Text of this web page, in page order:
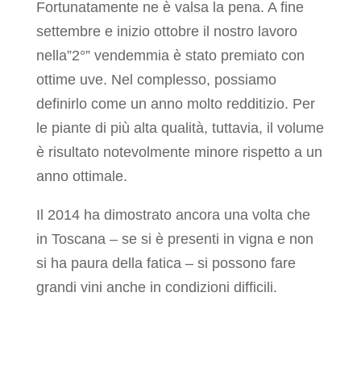
Fortunatamente ne è valsa la pena. A fine
settembre e inizio ottobre il nostro lavoro
nella”2°” vendemmia è stato premiato con
ottime uve. Nel complesso, possiamo
definirlo come un anno molto redditizio. Per
le piante di più alta qualità, tuttavia, il volume
è risultato notevolmente minore rispetto a un
anno ottimale.
Il 2014 ha dimostrato ancora una volta che
in Toscana – se si è presenti in vigna e non
si ha paura della fatica – si possono fare
grandi vini anche in condizioni difficili.